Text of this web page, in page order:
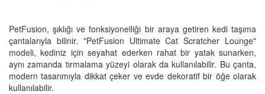
PetFusion, şıklığı ve fonksiyonelliği bir araya getiren kedi taşıma
çantalarıyla bilinir. "PetFusion Ultimate Cat Scratcher Lounge"
modeli, kediniz için seyahat ederken rahat bir yatak sunarken,
aynı zamanda tırmalama yüzeyi olarak da kullanılabilir. Bu çanta,
modern tasarımıyla dikkat çeker ve evde dekoratif bir öğe olarak
kullanılabilir.